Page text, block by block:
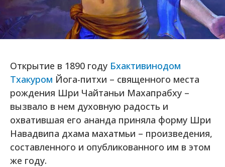
Открытие в 1890 году Бхактивинодом
Тхакуром Йога-питхи – священного места
рождения Шри Чайтаньи Махапрабху –
вызвало в нем духовную радость и
охватившая его ананда приняла форму Шри
Навадвипа дхама махатмьи – произведения,
составленного и опубликованного им в этом
же году.